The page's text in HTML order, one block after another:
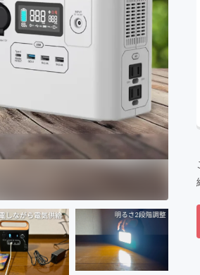
CAMPFIRE for Social Good
CAMPFIRE Creation
machi-ya コミュニティ